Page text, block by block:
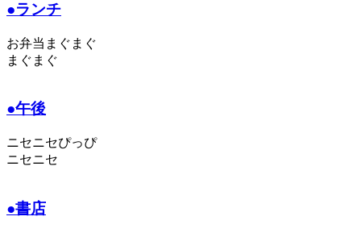
●ランチ
お弁当まぐまぐ
まぐまぐ
●午後
ニセニセぴっぴ
ニセニセ
●書店